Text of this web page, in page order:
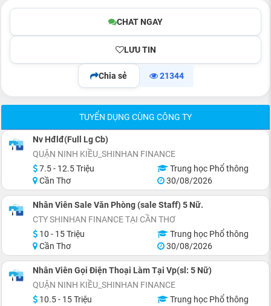
CHAT NGAY
LƯU TIN
Chia sẻ 21344
TUYỂN DỤNG CÙNG CÔNG TY
Nv Hđlđ(Full Lg Cb)
QUẬN NINH KIỀU_SHINHAN FINANCE
7.5 - 12.5 Triệu
Trung học Phổ thông
Cần Thơ
30/08/2026
Nhân Viên Sale Văn Phòng (sale Staff) 5 Nữ.
CTY SHINHAN FINANCE TẠI CẦN THƠ
10 - 15 Triệu
Trung học Phổ thông
Cần Thơ
30/08/2026
Nhân Viên Gọi Điện Thoại Làm Tại Vp(sl: 5 Nữ)
QUẬN NINH KIỀU_SHINHAN FINANCE
10.5 - 15 Triệu
Trung học Phổ thông